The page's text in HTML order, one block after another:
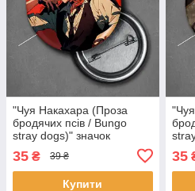
"Чуя Накахара (Проза
бродячих псів / Bungo
stray dogs)" значок
мм
35 ₴ 39 ₴
Купити
мм
35